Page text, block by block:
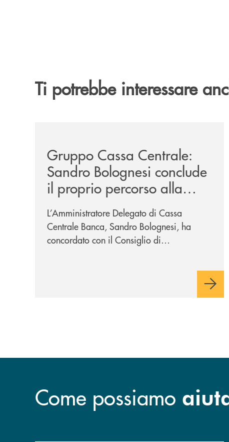
Ti potrebbe interessare
Gruppo Cassa Centrale:
Sandro Bolognesi conclude
il proprio percorso alla
guida del Gruppo Cassa
Centrale
L’Amministratore Delegato di Cassa
Centrale Banca, Sandro Bolognesi, ha
concordato con il Consiglio di
una dimensione di vertice nel panorama
Come possiamo